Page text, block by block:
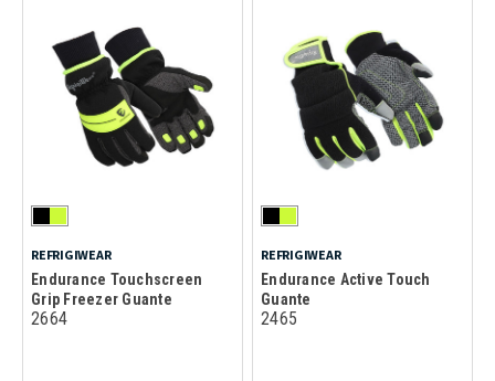
REFRIGIWEAR
Endurance Touchscreen
Grip Freezer Guante
2664
REFRIGIWEAR
Endurance Active Touch
Guante
2465